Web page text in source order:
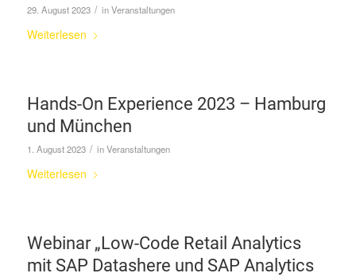
29. August 2023 / inVeranstaltungen
Weiterlesen
Hands-On Experience 2023 – Hamburg
und München
1. August 2023 / inVeranstaltungen
Weiterlesen
Webinar „Low-Code Retail Analytics
mit SAP Datashere und SAP Analytics